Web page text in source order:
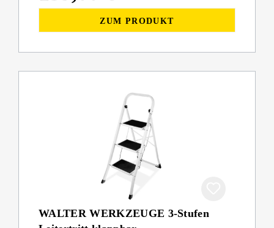
ZUM PRODUKT
WALTER WERKZEUGE 3-Stufen